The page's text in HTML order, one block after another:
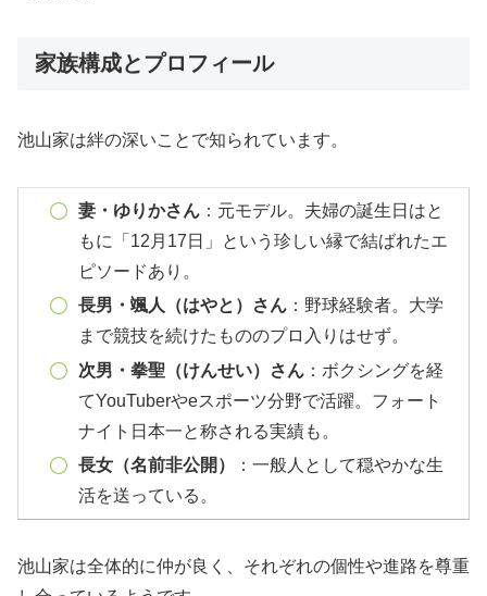
家族構成とプロフィール
池山家は絆の深いことで知られています。
妻・ゆりかさん：元モデル。夫婦の誕生日はと
もに「12月17日」という珍しい縁で結ばれたエ
ピソードあり。
長男・颯人（はやと）さん：野球経験者。大学
まで競技を続けたもののプロ入りはせず。
次男・拳聖（けんせい）さん：ボクシングを経
てYouTuberやeスポーツ分野で活躍。フォート
ナイト日本一と称される実績も。
長女（名前非公開）
：一般人として穏やかな生
活を送っている。
池山家は全体的に仲が良く、それぞれの個性や進路を尊重